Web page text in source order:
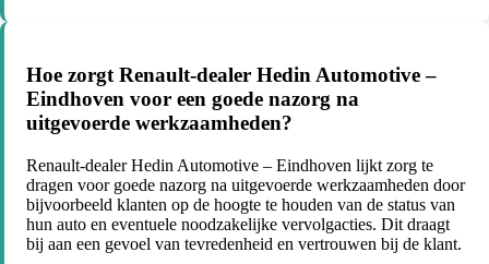
Hoe zorgt Renault-dealer Hedin Automotive –
Eindhoven voor een goede nazorg na
uitgevoerde werkzaamheden?
Renault-dealer Hedin Automotive – Eindhoven lijkt zorg te
dragen voor goede nazorg na uitgevoerde werkzaamheden door
bijvoorbeeld klanten op de hoogte te houden van de status van
hun auto en eventuele noodzakelijke vervolgacties. Dit draagt
bij aan een gevoel van tevredenheid en vertrouwen bij de klant.